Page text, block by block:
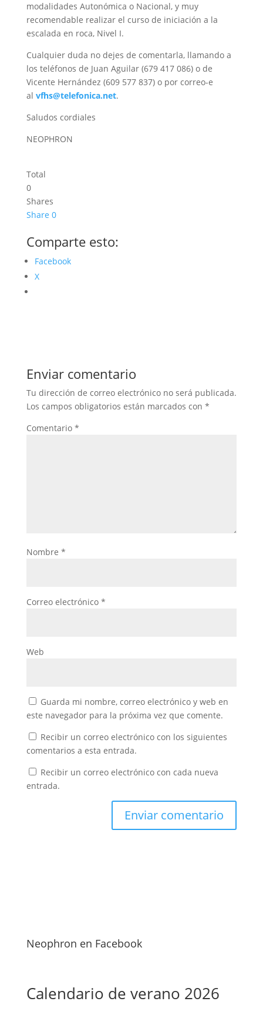
modalidades Autonómica o Nacional, y muy
recomendable realizar el curso de iniciación a la
escalada en roca, Nivel I.
Cualquier duda no dejes de comentarla, llamando a
los teléfonos de Juan Aguilar (679 417 086) o de
Vicente Hernández (609 577 837) o por correo-e
al vfhs@telefonica.net.
Saludos cordiales
NEOPHRON
Total
0
Shares
Share 0
Comparte esto:
Facebook
X
Enviar comentario
Tu dirección de correo electrónico no será publicada.
Los campos obligatorios están marcados con *
Comentario *
Nombre *
Correo electrónico *
Web
Guarda mi nombre, correo electrónico y web en
este navegador para la próxima vez que comente.
Recibir un correo electrónico con los siguientes
comentarios a esta entrada.
Recibir un correo electrónico con cada nueva
entrada.
Neophron en Facebook
Calendario de verano 2026